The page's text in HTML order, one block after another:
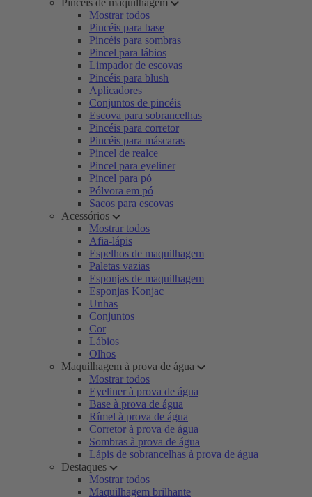
Pincéis de maquilhagem
Mostrar todos
Pincéis para base
Pincéis para sombras
Pincel para lábios
Limpador de escovas
Pincéis para blush
Aplicadores
Conjuntos de pincéis
Escova para sobrancelhas
Pincéis para corretor
Pincéis para máscaras
Pincel de realce
Pincel para eyeliner
Pincel para pó
Pólvora em pó
Sacos para escovas
Acessórios
Mostrar todos
Afia-lápis
Espelhos de maquilhagem
Paletas vazias
Esponjas de maquilhagem
Esponjas Konjac
Unhas
Conjuntos
Cor
Lábios
Olhos
Maquilhagem à prova de água
Mostrar todos
Eyeliner à prova de água
Base à prova de água
Rímel à prova de água
Corretor à prova de água
Sombras à prova de água
Lápis de sobrancelhas à prova de água
Destaques
Mostrar todos
Maquilhagem brilhante